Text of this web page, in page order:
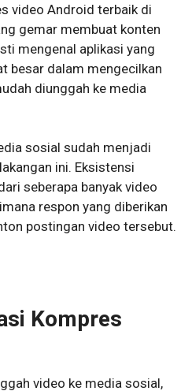
video Android terbaik di
gemar membuat konten
mengenal aplikasi yang
besar dalam mengecilkan
diunggah ke media
sosial sudah menjadi
ini. Eksistensi
seberapa banyak video
respon yang diberikan
postingan video tersebut.
Kompres
video ke media sosial,